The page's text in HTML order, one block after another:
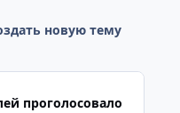
новую тему
проголосовало